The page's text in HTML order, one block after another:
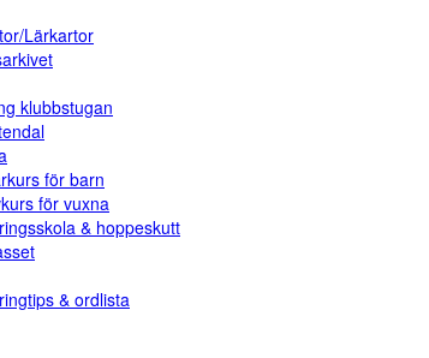
Lärkartor
klubbstugan
för barn
för vuxna
& hoppeskutt
& ordlista